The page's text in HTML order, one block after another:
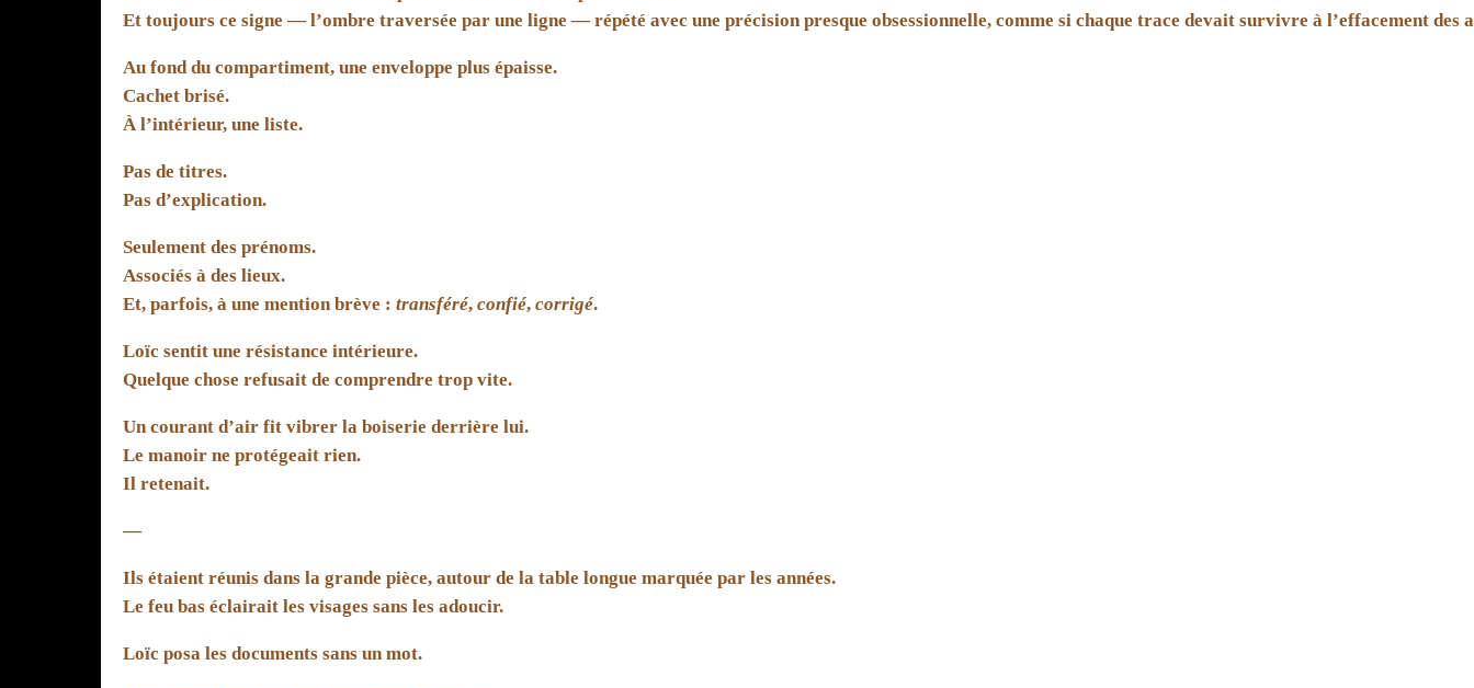
Et toujours ce signe — l’ombre traversée par une ligne — répété avec une précision presque obsessionnelle, comme si chaque trace devait survivre à l’effacement des
Au fond du compartiment, une enveloppe plus épaisse.
Cachet brisé.
À l’intérieur, une liste.
Pas de titres.
Pas d’explication.
Seulement des prénoms.
Associés à des lieux.
Et, parfois, à une mention brève : transféré, confié, corrigé.
Loïc sentit une résistance intérieure.
Quelque chose refusait de comprendre trop vite.
Un courant d’air fit vibrer la boiserie derrière lui.
Le manoir ne protégeait rien.
Il retenait.
—
Ils étaient réunis dans la grande pièce, autour de la table longue marquée par les années.
Le feu bas éclairait les visages sans les adoucir.
Loïc posa les documents sans un mot.